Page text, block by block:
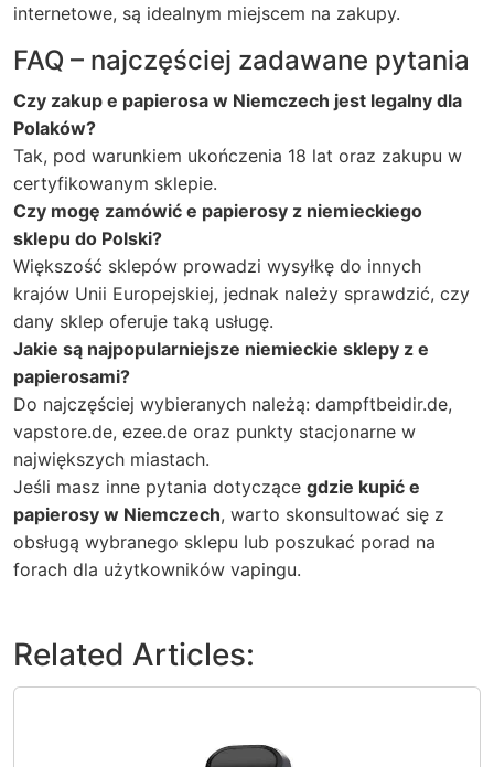
internetowe, są idealnym miejscem na zakupy.
FAQ – najczęściej zadawane pytania
Czy zakup e papierosa w Niemczech jest legalny dla
Polaków?
Tak, pod warunkiem ukończenia 18 lat oraz zakupu w
certyfikowanym sklepie.
Czy mogę zamówić e papierosy z niemieckiego
sklepu do Polski?
Większość sklepów prowadzi wysyłkę do innych
krajów Unii Europejskiej, jednak należy sprawdzić, czy
dany sklep oferuje taką usługę.
Jakie są najpopularniejsze niemieckie sklepy z e
papierosami?
Do najczęściej wybieranych należą: dampftbeidir.de,
vapstore.de, ezee.de oraz punkty stacjonarne w
największych miastach.
Jeśli masz inne pytania dotyczące gdzie kupić e
papierosy w Niemczech, warto skonsultować się z
obsługą wybranego sklepu lub poszukać porad na
forach dla użytkowników vapingu.
Related Articles: